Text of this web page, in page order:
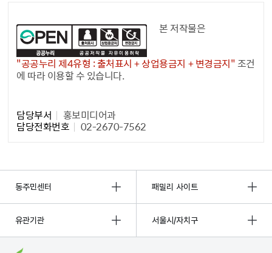
본 저작물은
"공공누리 제4유형 : 출처표시 + 상업용금지 + 변경금지"조건
에 따라 이용할 수 있습니다.
담당부서 홍보미디어과
담당전화번호 02-2670-7562
동주민센터 패밀리 사이트
유관기관 서울시/자치구